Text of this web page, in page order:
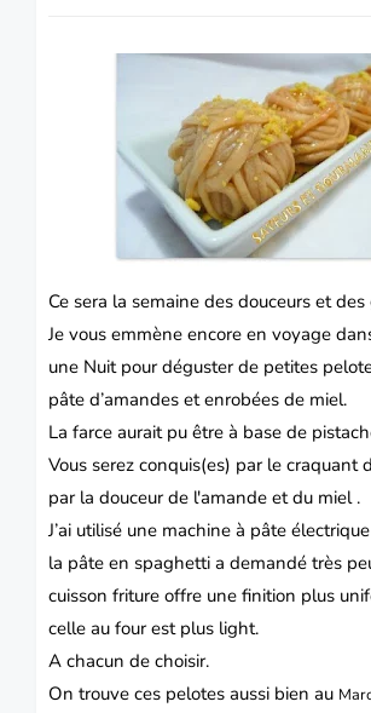
Ce sera la semaine des douceurs et
Je vous emmène encore en voyage
une Nuit pour déguster de petites
pâte d’amandes et enrobées de miel.
La farce aurait pu être à base de
Vous serez conquis(es) par le craquant
par la douceur de l'amande et du miel .
J’ai utilisé une machine à pâte
la pâte en spaghetti a demandé très
cuisson friture offre une finition plus
celle au four est plus light.
A chacun de choisir.
On trouve ces pelotes aussi bien au